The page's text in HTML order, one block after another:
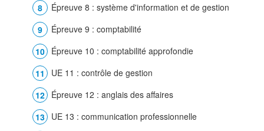
Épreuve 8 : système d'information et de gestion
Épreuve 9 : comptabilité
Épreuve 10 : comptabilité approfondie
UE 11 : contrôle de gestion
Épreuve 12 : anglais des affaires
UE 13 : communication professionnelle